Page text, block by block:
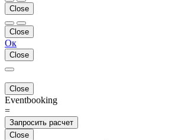
Close
Close
Ок
Close
Close
Eventbooking
=
Запросить расчет
Close